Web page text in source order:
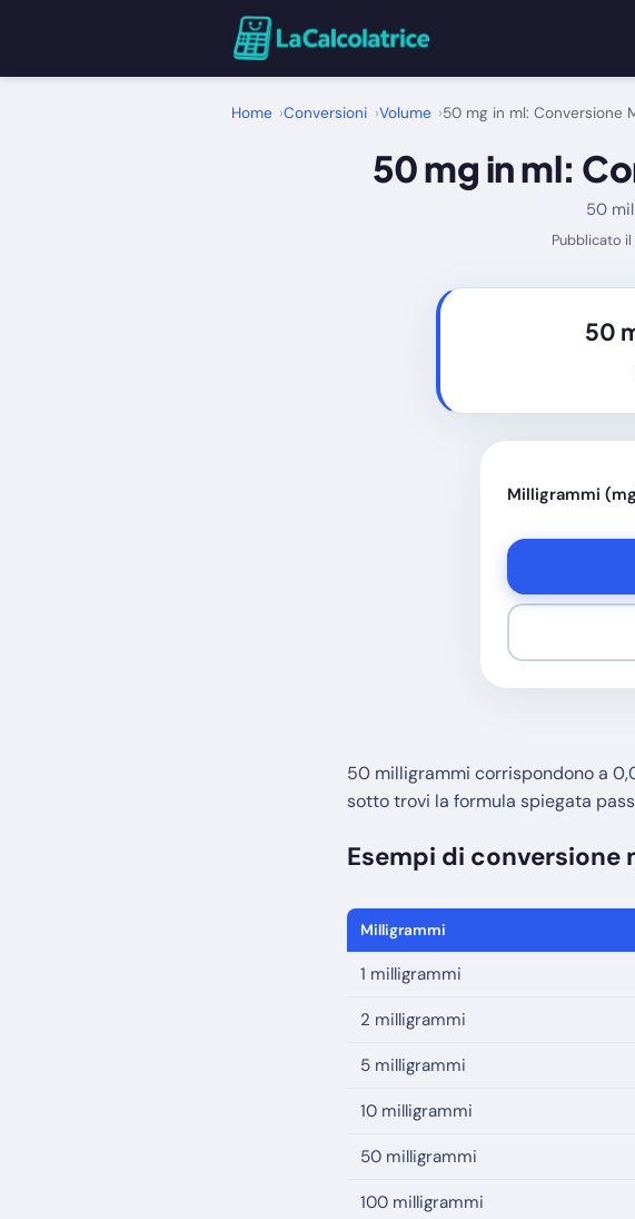
Home Conversioni Volume 50 mg in ml: Conversione
50 mg in ml:
50
Pubblicato
50
Milligrammi
50 milligrammi corrispondono a
sotto trovi la formula spiegata
Esempi di
Milligrammi
1 milligrammi
2 milligrammi
5 milligrammi
10 milligrammi
50 milligrammi
100 milligrammi